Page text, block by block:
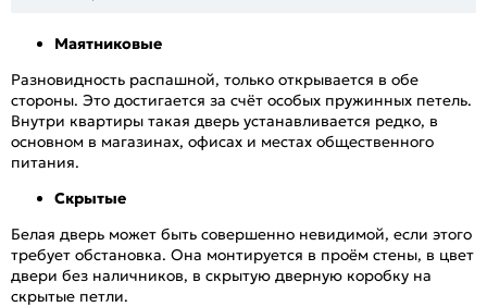
Маятниковые
Разновидность распашной, только открывается в обе
стороны. Это достигается за счёт особых пружинных петель.
Внутри квартиры такая дверь устанавливается редко, в
основном в магазинах, офисах и местах общественного
питания.
Скрытые
Белая дверь может быть совершенно невидимой, если этого
требует обстановка. Она монтируется в проём стены, в цвет
двери без наличников, в скрытую дверную коробку на
скрытые петли.